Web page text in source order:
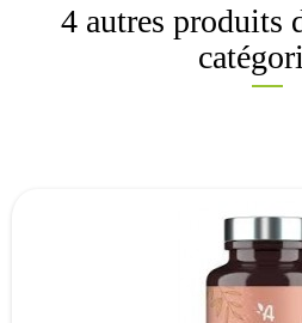
4 autres produits